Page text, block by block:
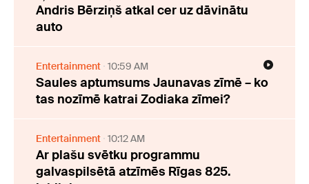
Andris Bērziņš atkal cer uz dāvinātu
auto
Entertainment 10:59 AM
Saules aptumsums Jaunavas zīmē – ko
tas nozīmē katrai Zodiaka zīmei?
Entertainment 10:12 AM
Ar plašu svētku programmu
galvaspilsētā atzīmēs Rīgas 825.